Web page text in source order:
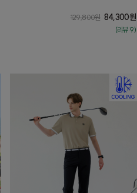
129,800원 84,300원
(리뷰:9)